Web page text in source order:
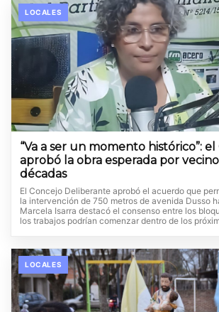
LOCALES
“Va a ser un momento histórico”:
aprobó la obra esperada por
décadas
El Concejo Deliberante aprobó el acuerdo que
la intervención de 750 metros de avenida Dusso
Marcela Isarra destacó el consenso entre los
los trabajos podrían comenzar dentro de los
LOCALES